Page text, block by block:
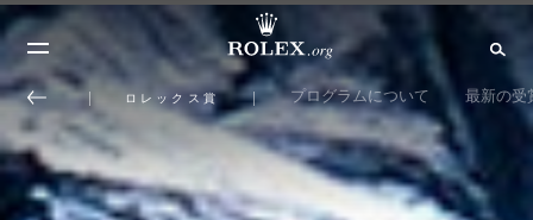
ロレックス賞 プログラムについて 最新の受